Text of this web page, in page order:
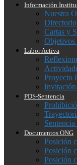
Información
Nuestra
Directorio
Cartas y
Labor Activa
Proyecto
PDS-Sentencia
Documentos ONG
Posición
Posición
Posición